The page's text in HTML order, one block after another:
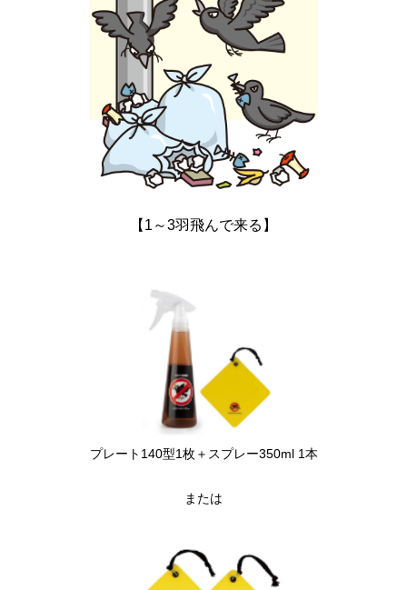
【1～3羽飛んで来る】
プレート140型1枚 ＋スプレー350ml 1本
または